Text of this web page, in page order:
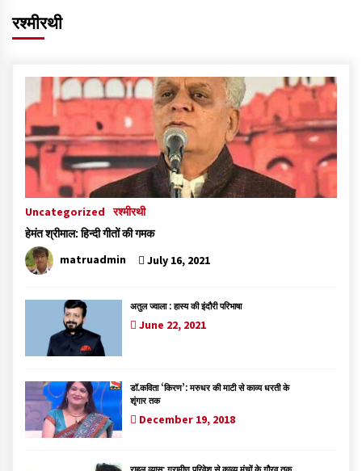
रश्मीरथी
Uncategorized
रश्मीरथी
हेमंत श्रीमाल: हिन्दी गीतों की गमक
matruadmin
July 16, 2021
अतुल ज्वाला : हास्य की इंदौरी परिभाषा
June 22, 2021
डॉ.कविता ‘किरण’: मरुधर की माटी से काव्य धरती के
शृंगार तक
December 19, 2018